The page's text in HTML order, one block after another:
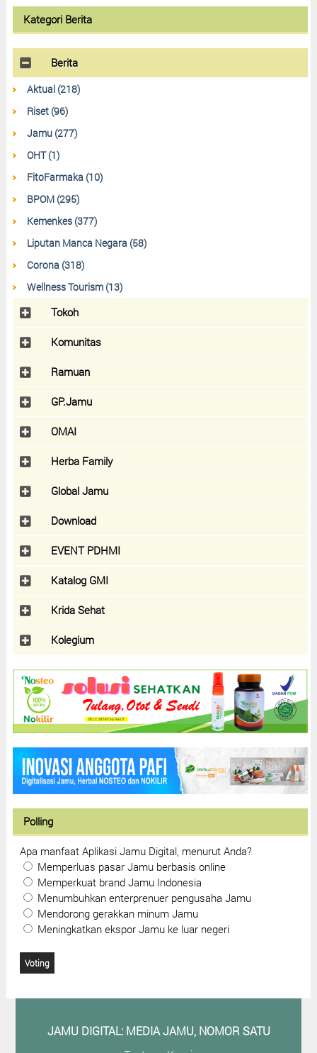
Kategori Berita
Berita
Aktual (218)
Riset (96)
Jamu (277)
OHT (1)
FitoFarmaka (10)
BPOM (295)
Kemenkes (377)
Liputan Manca Negara (58)
Corona (318)
Wellness Tourism (13)
Tokoh
Komunitas
Ramuan
GP.Jamu
OMAI
Herba Family
Global Jamu
Download
EVENT PDHMI
Katalog GMI
Krida Sehat
Kolegium
Polling
Apa manfaat Aplikasi Jamu Digital, menurut Anda?
Memperluas pasar Jamu berbasis online
Memperkuat brand Jamu Indonesia
Menumbuhkan enterprenuer pengusaha Jamu
Mendorong gerakkan minum Jamu
Meningkatkan ekspor Jamu ke luar negeri
JAMU DIGITAL: MEDIA JAMU, NOMOR SATU